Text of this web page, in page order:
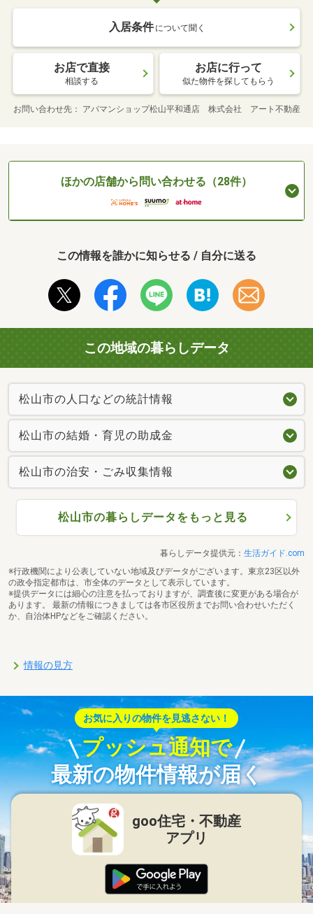
入居条件 について聞く
お店で直接
相談する
お店に行って
似た物件を探してもらう
お問い合わせ先 アパマンショップ松山平和通店 株式会社 アート不動産
ほかの店舗から問い合わせる（28件）
この情報を誰かに知らせる / 自分に送る
この地域の暮らしデータ
松山市の人口などの統計情報
松山市の結婚・育児の助成金
松山市の治安・ごみ収集情報
松山市の暮らしデータをもっと見る
暮らしデータ提供元： 生活ガイド.com
※行政機関により公表していない地域及びデータがございます。東京23区以外
の政令指定都市は、市全体のデータとして表示しています。
※提供データには細心の注意を払っておりますが、調査後に変更がある場合が
あります。 最新の情報につきましては各市区役所までお問い合わせいただく
か、自治体HPなどをご確認ください。
情報の見方
お気に入りの物件を見逃さない！
プッシュ通知で
最新の物件情報が届く
goo住宅・不動産
アプリ